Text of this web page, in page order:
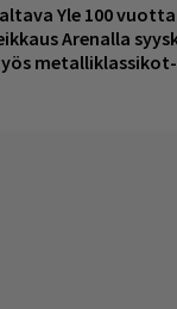
Yle 100
Arenalla